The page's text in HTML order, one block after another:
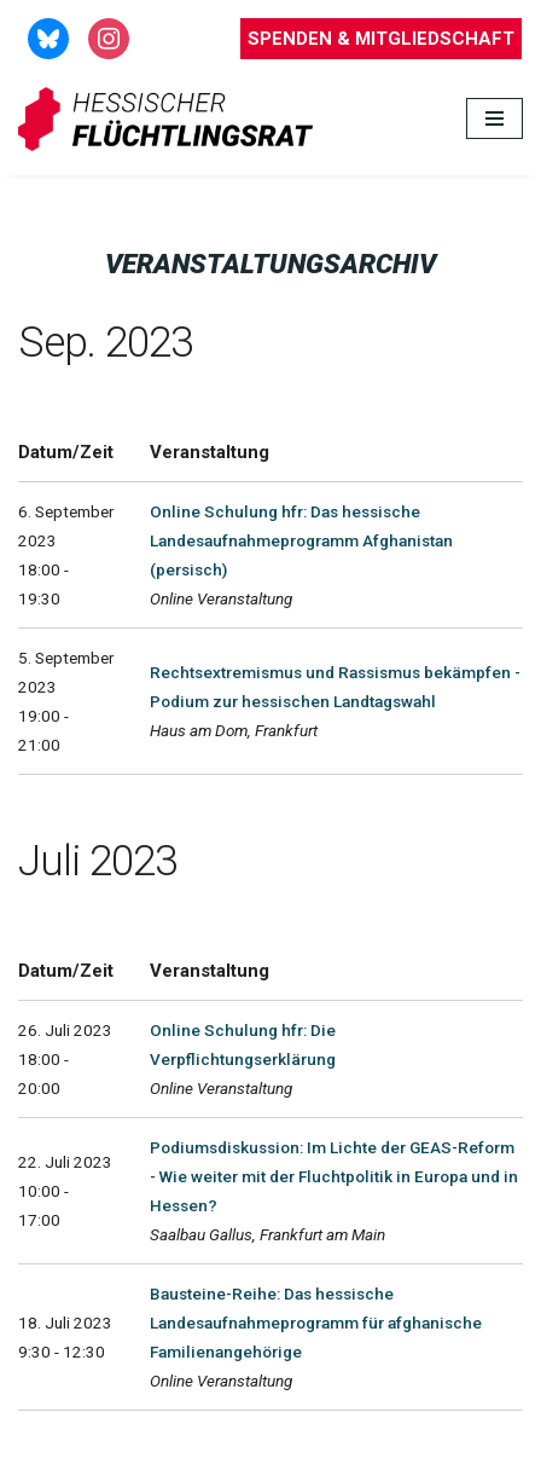
Zum
Inhalt
springen
SPENDEN & MITGLIEDSCHAFT
VERANSTALTUNGSARCHIV
Sep. 2023
Datum/Zeit Veranstaltung
6. September
2023
18:00 -
19:30
Online Schulung hfr: Das hessische
Landesaufnahmeprogramm Afghanistan
(persisch)
Online Veranstaltung
5. September
2023
19:00 -
21:00
Rechtsextremismus und Rassismus bekämpfen -
Podium zur hessischen Landtagswahl
Haus am Dom, Frankfurt
Juli 2023
Datum/Zeit Veranstaltung
26. Juli 2023
18:00 -
20:00
Online Schulung hfr: Die
Verpflichtungserklärung
Online Veranstaltung
22. Juli 2023
10:00 -
17:00
Podiumsdiskussion: Im Lichte der GEAS-Reform
- Wie weiter mit der Fluchtpolitik in Europa und in
Hessen?
Saalbau Gallus, Frankfurt am Main
18. Juli 2023
9:30 - 12:30
Bausteine-Reihe: Das hessische
Landesaufnahmeprogramm für afghanische
Familienangehörige
Online Veranstaltung